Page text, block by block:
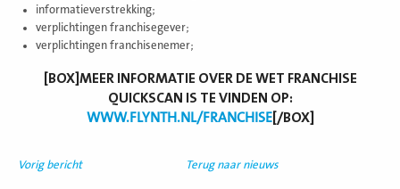
informatieverstrekking;
verplichtingen franchisegever;
verplichtingen franchisenemer;
[BOX]MEER INFORMATIE OVER DE WET FRANCHISE
QUICKSCAN IS TE VINDEN OP:
WWW.FLYNTH.NL/FRANCHISE[/BOX]
Vorig bericht Terug naar nieuws